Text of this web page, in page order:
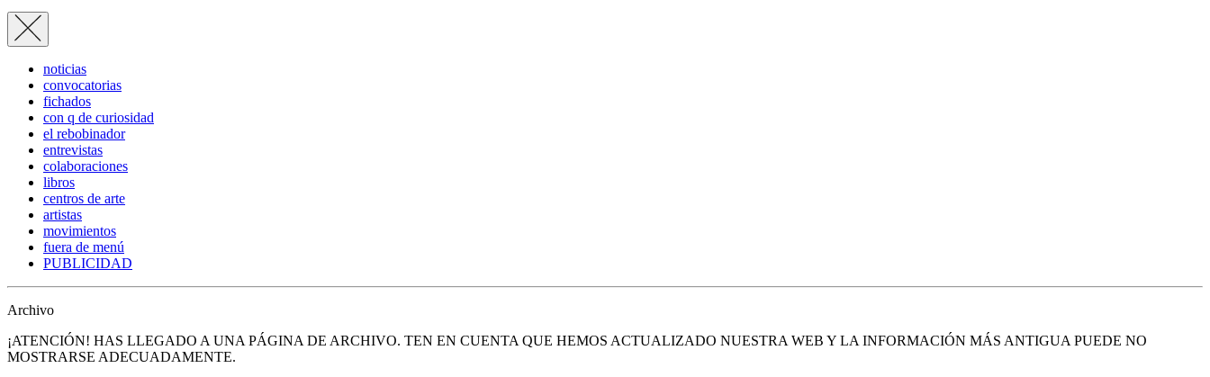
noticias
convocatorias
fichados
con q de curiosidad
el rebobinador
entrevistas
colaboraciones
libros
centros de arte
artistas
movimientos
fuera de menú
PUBLICIDAD
Archivo
¡ATENCIÓN! HAS LLEGADO A UNA PÁGINA DE ARCHIVO. TEN EN CUENTA QUE HEMOS ACTUALIZADO NUESTRA WEB Y LA INFORMACIÓN MÁS ANTIGUA PUEDE NO
MOSTRARSE ADECUADAMENTE.